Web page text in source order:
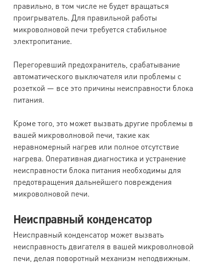
правильно, в том числе не будет вращаться
проигрыватель. Для правильной работы
микроволновой печи требуется стабильное
электропитание.
Перегоревший предохранитель, срабатывание
автоматического выключателя или проблемы с
розеткой — все это причины неисправности блока
питания.
Кроме того, это может вызвать другие проблемы в
вашей микроволновой печи, такие как
неравномерный нагрев или полное отсутствие
нагрева. Оперативная диагностика и устранение
неисправности блока питания необходимы для
предотвращения дальнейшего повреждения
микроволновой печи.
Неисправный конденсатор
Неисправный конденсатор может вызвать
неисправность двигателя в вашей микроволновой
печи, делая поворотный механизм неподвижным.